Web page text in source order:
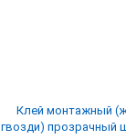
Клей монтажный
гвозди) прозрачный